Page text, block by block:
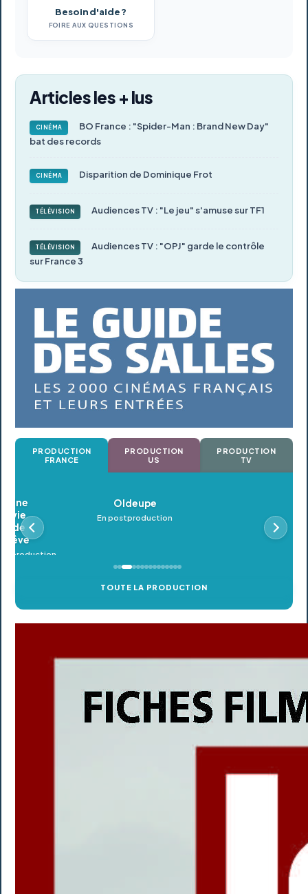
Besoin d'aide ?
FOIRE AUX QUESTIONS
Articles les + lus
CINÉMA
BO France : "Spider-Man : Brand New Day"
bat des records
CINÉMA Disparition de Dominique Frot
TÉLÉVISION Audiences TV : "Le jeu" s'amuse sur TF1
TÉLÉVISION
Audiences TV : "OPJ" garde le contrôle
sur France 3
PRODUCTION
FRANCE
PRODUCTION
US
PRODUCTION
TV
Oldeupe
En postproduction
TOUTE LA PRODUCTION